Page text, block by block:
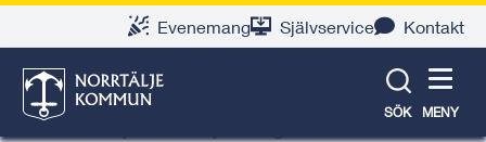
Evenemang Självservice Kontakt
SÖK MENY
Hallstavik och Rimbo
När snön har smält och vädret är stabilt börjar vi
sopa gator, torg och parkeringar. Målet är att bli
klara till början av maj. Om grus fortfarande